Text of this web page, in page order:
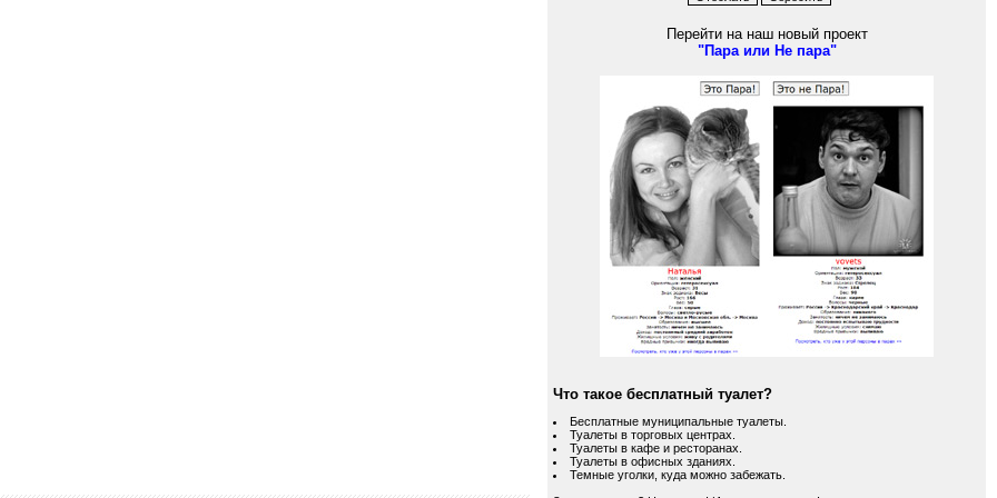
Перейти на наш новый проект
"Пара или Не пара"
Что такое бесплатный туалет?
Бесплатные муниципальные туалеты.
Туалеты в торговых центрах.
Туалеты в кафе и ресторанах.
Туалеты в офисных зданиях.
Темные уголки, куда можно забежать.